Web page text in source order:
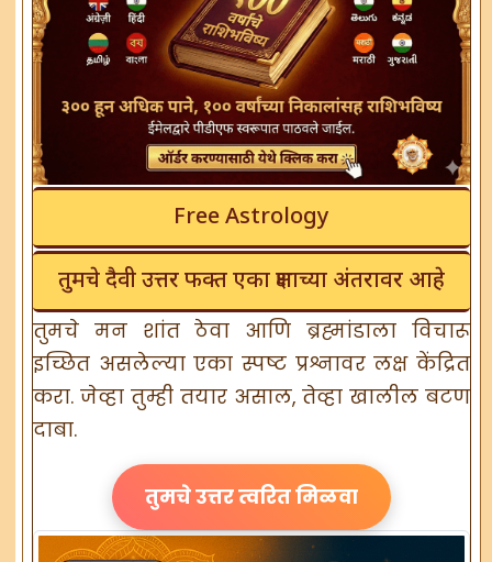
Free Astrology
तुमचे दैवी उत्तर फक्त एका क्षणाच्या अंतरावर आहे
तुमचे मन शांत ठेवा आणि ब्रह्मांडाला विचारू
इच्छित असलेल्या एका स्पष्ट प्रश्नावर लक्ष केंद्रित
करा. जेव्हा तुम्ही तयार असाल, तेव्हा खालील बटण
दाबा.
तुमचे उत्तर त्वरित मिळवा